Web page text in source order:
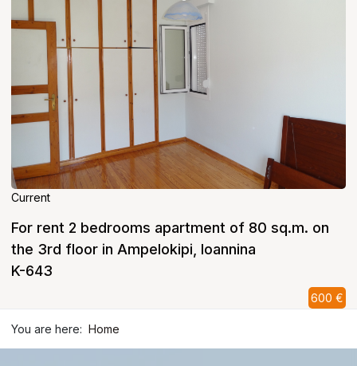
Current
For rent 2 bedrooms apartment of 80 sq.m. on
the 3rd floor in Ampelokipi, Ioannina
K-643
600 €
You are here: Home